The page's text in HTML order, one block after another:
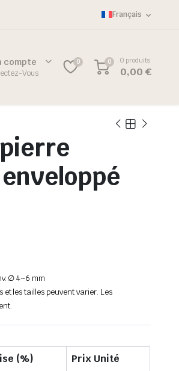
Français
compte
Vous
0 0 0 produits
0,00€
∅ 4~6 mm
et les tailles peuvent varier. Les
(%)
Prix Unité